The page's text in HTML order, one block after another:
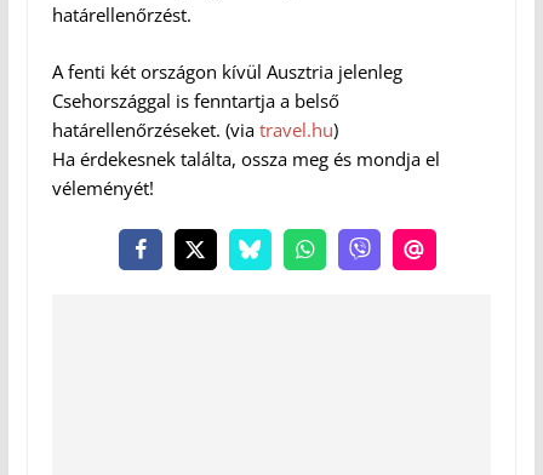
határellenőrzést.
A fenti két országon kívül Ausztria jelenleg
Csehországgal is fenntartja a belső
határellenőrzéseket. (via travel.hu)
Ha érdekesnek találta, ossza meg és mondja el
véleményét!